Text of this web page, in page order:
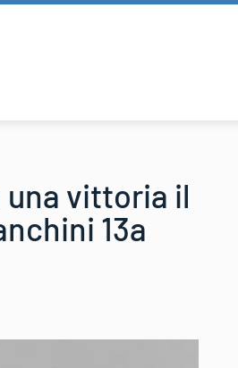
una vittoria il
13a